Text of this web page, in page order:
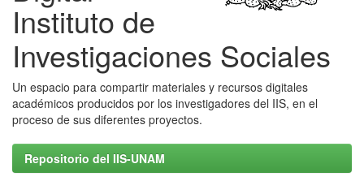
Instituto de
Investigaciones Sociales
Un espacio para compartir materiales y recursos digitales
académicos producidos por los investigadores del IIS, en el
proceso de sus diferentes proyectos.
Repositorio del IIS-UNAM